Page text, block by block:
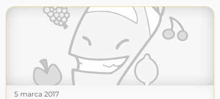
5 marca 2017